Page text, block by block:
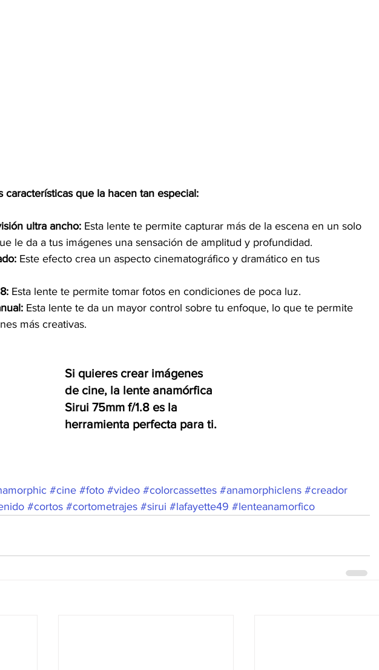
características que la hacen tan especial:
ultra ancho: Esta lente te permite capturar más de la escena en un solo
le da a tus imágenes una sensación de amplitud y profundidad.
Este efecto crea un aspecto cinematográfico y dramático en tus
Esta lente te permite tomar fotos en condiciones de poca luz.
Esta lente te da un mayor control sobre tu enfoque, lo que te permite
más creativas.
Si quieres crear imágenes
de cine, la lente anamórfica
Sirui 75mm f/1.8 es la
herramienta perfecta para ti.
#cine #foto #video #colorcassettes #anamorphiclens #creador
#cortos #cortometrajes #sirui #lafayette49 #lenteanamorfico